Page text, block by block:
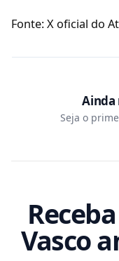
Fonte: X oficial do
Ainda
Seja o
Vasco